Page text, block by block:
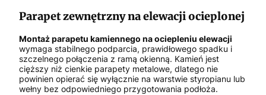
Parapet zewnętrzny na elewacji ocieplonej
Montaż parapetu kamiennego na ociepleniu elewacji
wymaga stabilnego podparcia, prawidłowego spadku i
szczelnego połączenia z ramą okienną. Kamień jest
cięższy niż cienkie parapety metalowe, dlatego nie
powinien opierać się wyłącznie na warstwie styropianu lub
wełny bez odpowiedniego przygotowania podłoża.